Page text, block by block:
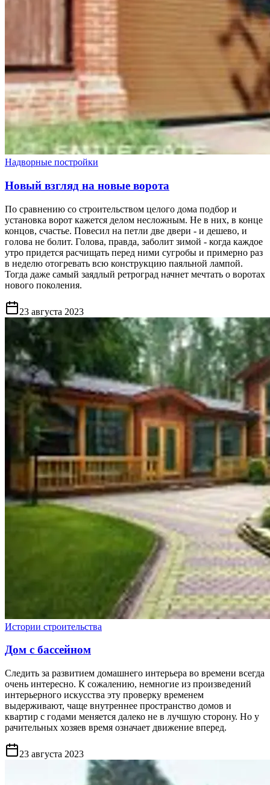
Надворные постройки
Новый взгляд на новые ворота
По сравнению со строительством целого дома подбор и
установка ворот кажется делом несложным. Не в них, в конце
концов, счастье. Повесил на петли две двери - и дешево, и
голова не болит. Голова, правда, заболит зимой - когда каждое
утро придется расчищать перед ними сугробы и примерно раз
в неделю отогревать всю конструкцию паяльной лампой.
Тогда даже самый заядлый ретроград начнет мечтать о воротах
нового поколения.
23 августа 2023
Истории строительства
Дом с бассейном
Следить за развитием домашнего интерьера во времени всегда
очень интересно. К сожалению, немногие из произведений
интерьерного искусства эту проверку временем
выдерживают, чаще внутреннее пространство домов и
квартир с годами меняется далеко не в лучшую сторону. Но у
рачительных хозяев время означает движение вперед.
23 августа 2023